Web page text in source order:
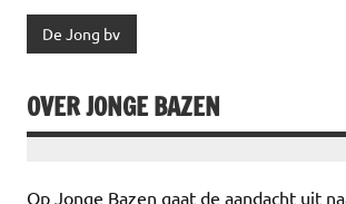
De Jong bv
OVER JONGE BAZEN
Op Jonge Bazen gaat de aandacht uit